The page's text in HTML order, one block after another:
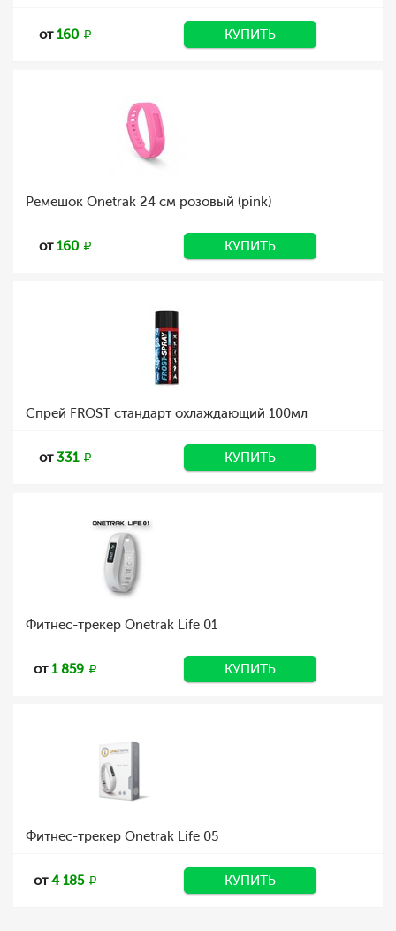
от160 КУПИТЬ
Ремешок Onetrak 24 см розовый (pink)
от160 КУПИТЬ
Спрей FROST стандарт охлаждающий 100мл
от331 КУПИТЬ
Фитнес-трекер Onetrak Life 01
от1 859 КУПИТЬ
Фитнес-трекер Onetrak Life 05
от4 185 КУПИТЬ